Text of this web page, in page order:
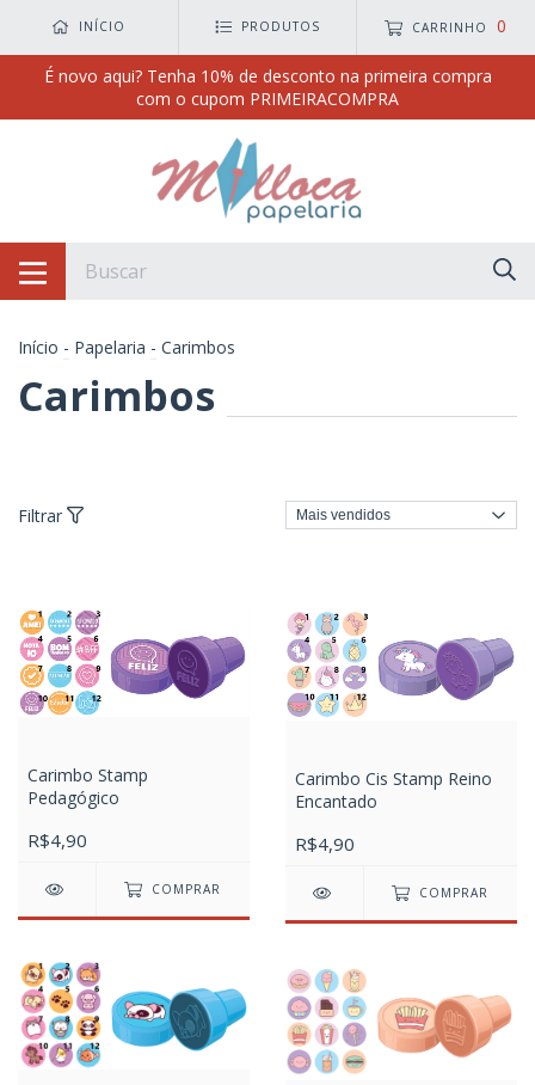
INÍCIO PRODUTOS CARRINHO 0
É novo aqui? Tenha 10% de desconto na primeira compra
com o cupom PRIMEIRACOMPRA
Início - Papelaria - Carimbos
Carimbos
Filtrar
Carimbo Stamp
Pedagógico
R$4,90
COMPRAR
Carimbo Cis Stamp Reino
Encantado
R$4,90
COMPRAR